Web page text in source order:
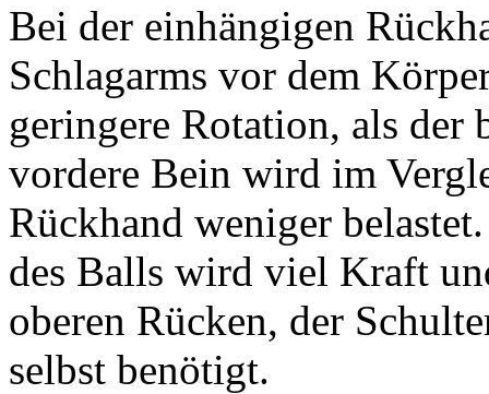
Bei der einhängigen
Schlagarms vor dem
geringere Rotation, als der
vordere Bein wird im
Rückhand weniger
des Balls wird viel Kraft
oberen Rücken, der
selbst benötigt.